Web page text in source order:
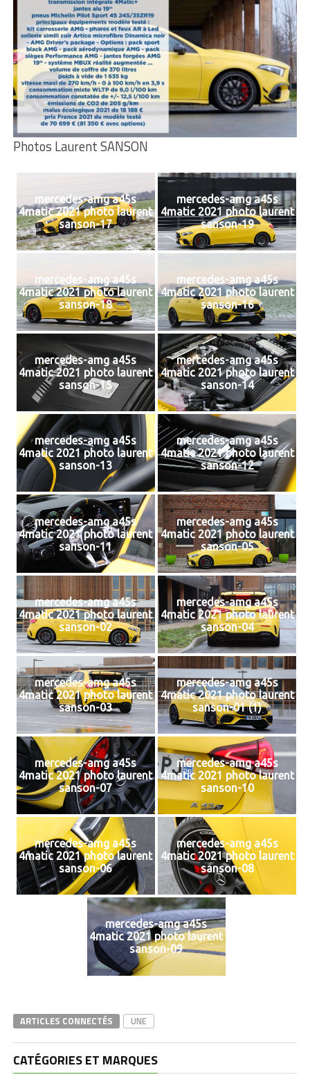
Photos Laurent SANSON
mercedes-amg a45s
4matic 2021 photo laurent
sanson-17
mercedes-amg a45s
4matic 2021 photo laurent
sanson-19
mercedes-amg a45s
4matic 2021 photo laurent
sanson-18
mercedes-amg a45s
4matic 2021 photo laurent
sanson-16
mercedes-amg a45s
4matic 2021 photo laurent
sanson-15
mercedes-amg a45s
4matic 2021 photo laurent
sanson-14
mercedes-amg a45s
4matic 2021 photo laurent
sanson-13
mercedes-amg a45s
4matic 2021 photo laurent
sanson-12
mercedes-amg a45s
4matic 2021 photo laurent
sanson-11
mercedes-amg a45s
4matic 2021 photo laurent
sanson-05
mercedes-amg a45s
4matic 2021 photo laurent
sanson-02
mercedes-amg a45s
4matic 2021 photo laurent
sanson-04
mercedes-amg a45s
4matic 2021 photo laurent
sanson-03
mercedes-amg a45s
4matic 2021 photo laurent
sanson-01 (1)
mercedes-amg a45s
4matic 2021 photo laurent
sanson-07
mercedes-amg a45s
4matic 2021 photo laurent
sanson-10
mercedes-amg a45s
4matic 2021 photo laurent
sanson-06
mercedes-amg a45s
4matic 2021 photo laurent
sanson-08
mercedes-amg a45s
4matic 2021 photo laurent
sanson-09
ARTICLES CONNECTÉS UNE
CATÉGORIES ET MARQUES